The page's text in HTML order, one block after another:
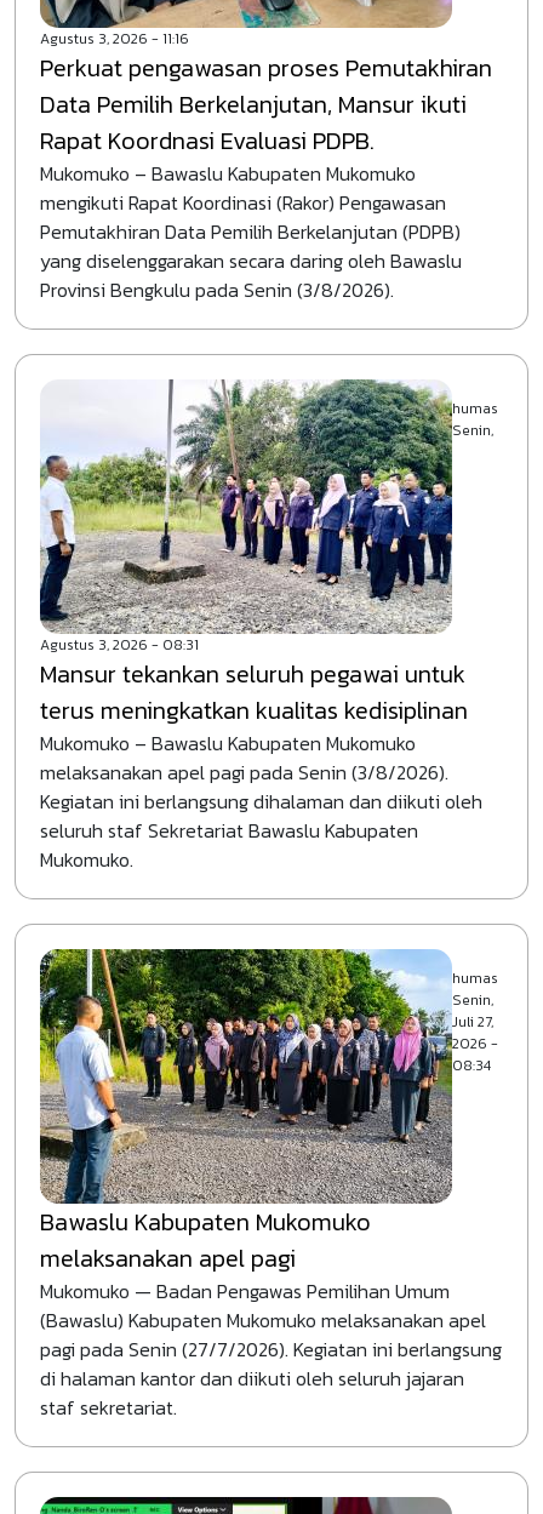
Agustus 3, 2026 - 11:16
Perkuat pengawasan proses Pemutakhiran
Data Pemilih Berkelanjutan, Mansur ikuti
Rapat Koordnasi Evaluasi PDPB.
Mukomuko – Bawaslu Kabupaten Mukomuko
mengikuti Rapat Koordinasi (Rakor) Pengawasan
Pemutakhiran Data Pemilih Berkelanjutan (PDPB)
yang diselenggarakan secara daring oleh Bawaslu
Provinsi Bengkulu pada Senin (3/8/2026).
humas
Senin,
Agustus 3, 2026 - 08:31
Mansur tekankan seluruh pegawai untuk
terus meningkatkan kualitas kedisiplinan
Mukomuko – Bawaslu Kabupaten Mukomuko
melaksanakan apel pagi pada Senin (3/8/2026).
Kegiatan ini berlangsung dihalaman dan diikuti oleh
seluruh staf Sekretariat Bawaslu Kabupaten
Mukomuko.
humas
Senin,
Juli 27,
2026 -
08:34
Bawaslu Kabupaten Mukomuko
melaksanakan apel pagi
Mukomuko — Badan Pengawas Pemilihan Umum
(Bawaslu) Kabupaten Mukomuko melaksanakan apel
pagi pada Senin (27/7/2026). Kegiatan ini berlangsung
di halaman kantor dan diikuti oleh seluruh jajaran
staf sekretariat.